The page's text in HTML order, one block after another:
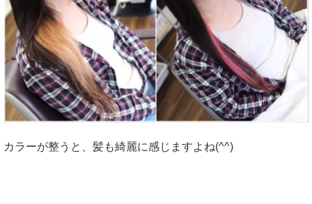
カラーが整うと、髪も綺麗に感じますよね(^^)